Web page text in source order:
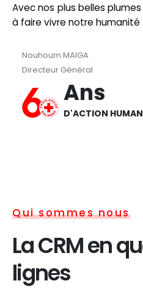
Avec nos plus belles
à faire vivre notre humanité
Nouhoum MAIGA
Directeur Général
Ans
D'ACTION
Qui sommes nous
La CRM en
lignes